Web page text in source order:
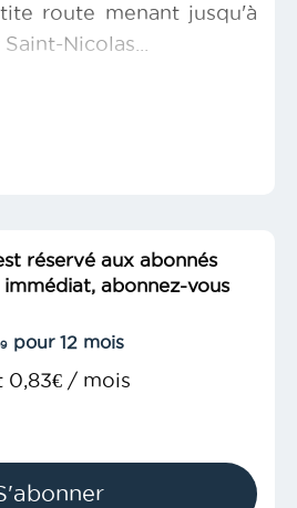
route menant jusqu'à
Nicolas...
réservé aux abonnés
immédiat, abonnez-vous
pour 12 mois
0,83€ / mois